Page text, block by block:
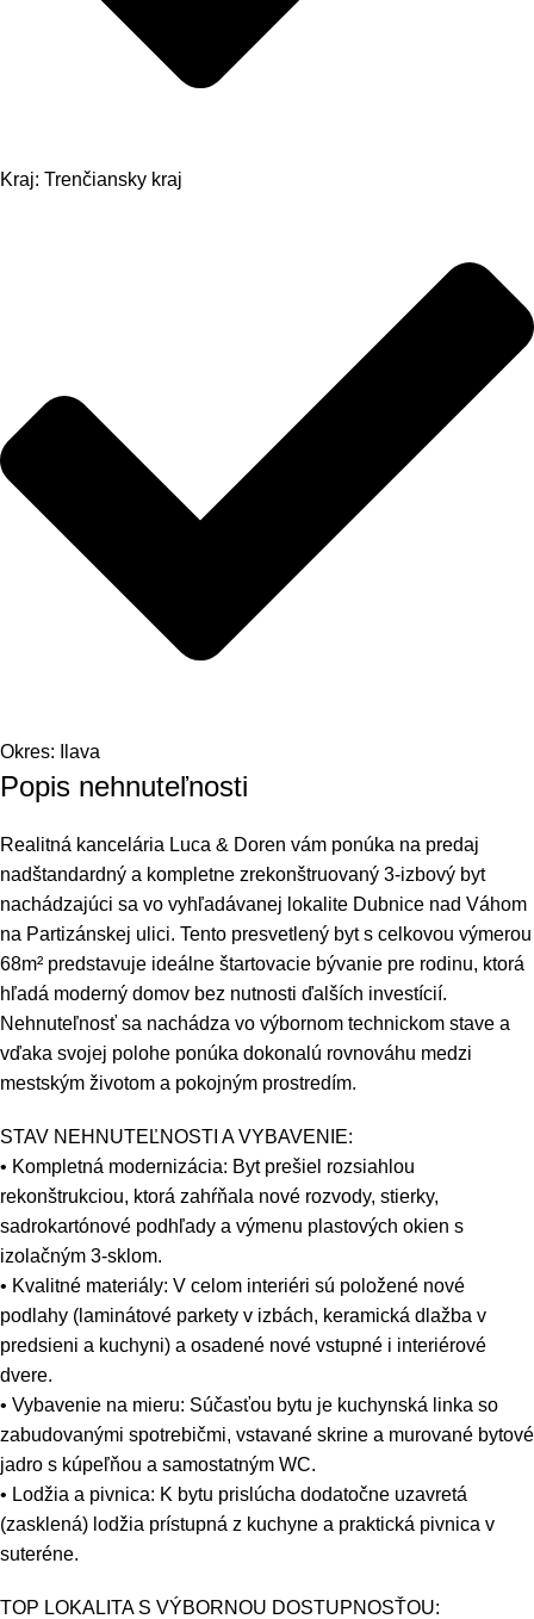
Kraj: Trenčiansky kraj
Okres: Ilava
Popis nehnuteľnosti
Realitná kancelária Luca & Doren vám ponúka na predaj
nadštandardný a kompletne zrekonštruovaný 3-izbový byt
nachádzajúci sa vo vyhľadávanej lokalite Dubnice nad Váhom
na Partizánskej ulici. Tento presvetlený byt s celkovou výmerou
68‭m²‬ predstavuje ideálne štartovacie bývanie pre rodinu, ktorá
hľadá moderný domov bez nutnosti ďalších investícií.
Nehnuteľnosť sa nachádza vo výbornom technickom stave a
vďaka svojej polohe ponúka dokonalú rovnováhu medzi
mestským životom a pokojným prostredím.
STAV NEHNUTEĽNOSTI A VYBAVENIE:
• Kompletná modernizácia: Byt prešiel rozsiahlou
rekonštrukciou, ktorá zahŕňala nové rozvody, stierky,
sadrokartónové podhľady a výmenu plastových okien s
izolačným 3-sklom.
• Kvalitné materiály: V celom interiéri sú položené nové
podlahy (laminátové parkety v izbách, keramická dlažba v
predsieni a kuchyni) a osadené nové vstupné i interiérové
dvere.
• Vybavenie na mieru: Súčasťou bytu je kuchynská linka so
zabudovanými spotrebičmi, vstavané skrine a murované bytové
jadro s kúpeľňou a samostatným WC.
• Lodžia a pivnica: K bytu prislúcha dodatočne uzavretá
(zasklená) lodžia prístupná z kuchyne a praktická pivnica v
suteréne.
TOP LOKALITA S VÝBORNOU DOSTUPNOSŤOU: